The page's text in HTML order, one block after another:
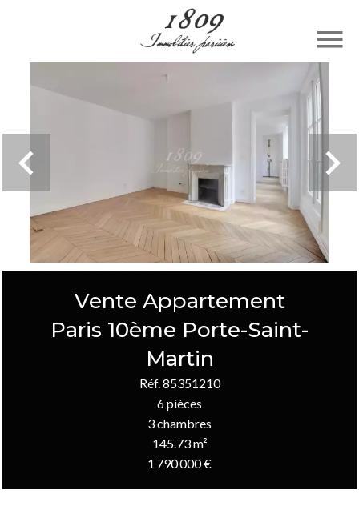
Vente Appartement
Paris 10ème Porte-Saint-
Martin
Réf. 85351210
6 pièces
3 chambres
145.73 m²
1 790 000 €